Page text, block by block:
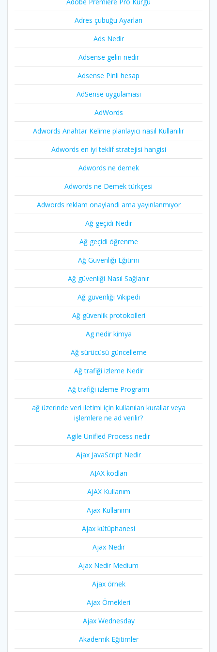
Adres çubuğu Ayarları
Ads Nedir
Adsense geliri nedir
Adsense Pinli hesap
AdSense uygulaması
AdWords
Adwords Anahtar Kelime planlayıcı nasıl Kullanılır
Adwords en iyi teklif stratejisi hangisi
Adwords ne demek
Adwords ne Demek türkçesi
Adwords reklam onaylandi ama yayınlanmıyor
Ağ geçidi Nedir
Ağ geçidi öğrenme
Ağ Güvenliği Eğitimi
Ağ güvenliği Nasıl Sağlanır
Ağ güvenliği Vikipedi
Ağ güvenlik protokolleri
Ag nedir kimya
Ağ sürücüsü güncelleme
Ağ trafiği izleme Nedir
Ağ trafiği izleme Programı
ağ üzerinde veri iletimi için kullanılan kurallar veya
işlemlere ne ad verilir?
Agile Unified Process nedir
Ajax JavaScript Nedir
AJAX kodları
AJAX Kullanım
Ajax Kullanımı
Ajax kütüphanesi
Ajax Nedir
Ajax Nedir Medium
Ajax örnek
Ajax Örnekleri
Ajax Wednesday
Akademik Eğitimler